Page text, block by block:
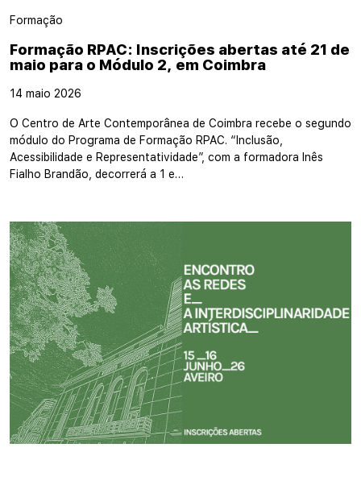
Formação
Formação RPAC: Inscrições abertas até 21 de
maio para o Módulo 2, em Coimbra
14 maio 2026
O Centro de Arte Contemporânea de Coimbra recebe o segundo
módulo do Programa de Formação RPAC. “Inclusão,
Acessibilidade e Representatividade”, com a formadora Inês
Fialho Brandão, decorrerá a 1 e…